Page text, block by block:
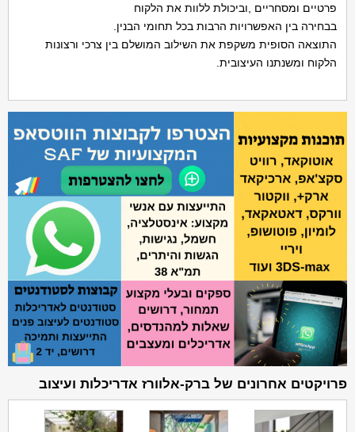
פרטיים ומסחריים ,וביכולת ללוות את הלקוח
בבחירה בין האפשרויות הרבות בכל תחומי הבנין.
התוצאה הסופית משקפת את השילוב המושלם בין צרכי ורצונות
הלקוח ומשנתנו העיצובית.
פרויקטים אחרונים של ברק-אלוורז אדריכלות ועיצוב